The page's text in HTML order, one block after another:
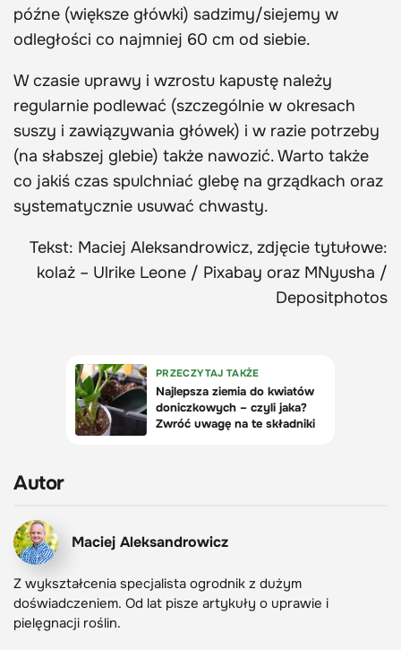
późne (większe główki) sadzimy/siejemy w
odległości co najmniej 60 cm od siebie.
W czasie uprawy i wzrostu kapustę należy
regularnie podlewać (szczególnie w okresach
suszy i zawiązywania główek) i w razie potrzeby
(na słabszej glebie) także nawozić. Warto także
co jakiś czas spulchniać glebę na grządkach oraz
systematycznie usuwać chwasty.
Tekst: Maciej Aleksandrowicz, zdjęcie tytułowe:
kolaż – Ulrike Leone / Pixabay oraz MNyusha /
Depositphotos
Autor
Maciej Aleksandrowicz
Z wykształcenia specjalista ogrodnik z dużym
doświadczeniem. Od lat pisze artykuły o uprawie i
pielęgnacji roślin.